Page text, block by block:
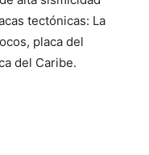
tectónicas: La
placa del
del Caribe.